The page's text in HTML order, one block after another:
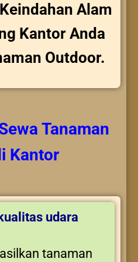
Alam
Kantor Anda
Outdoor.
Tanaman
Kantor
udara
tanaman